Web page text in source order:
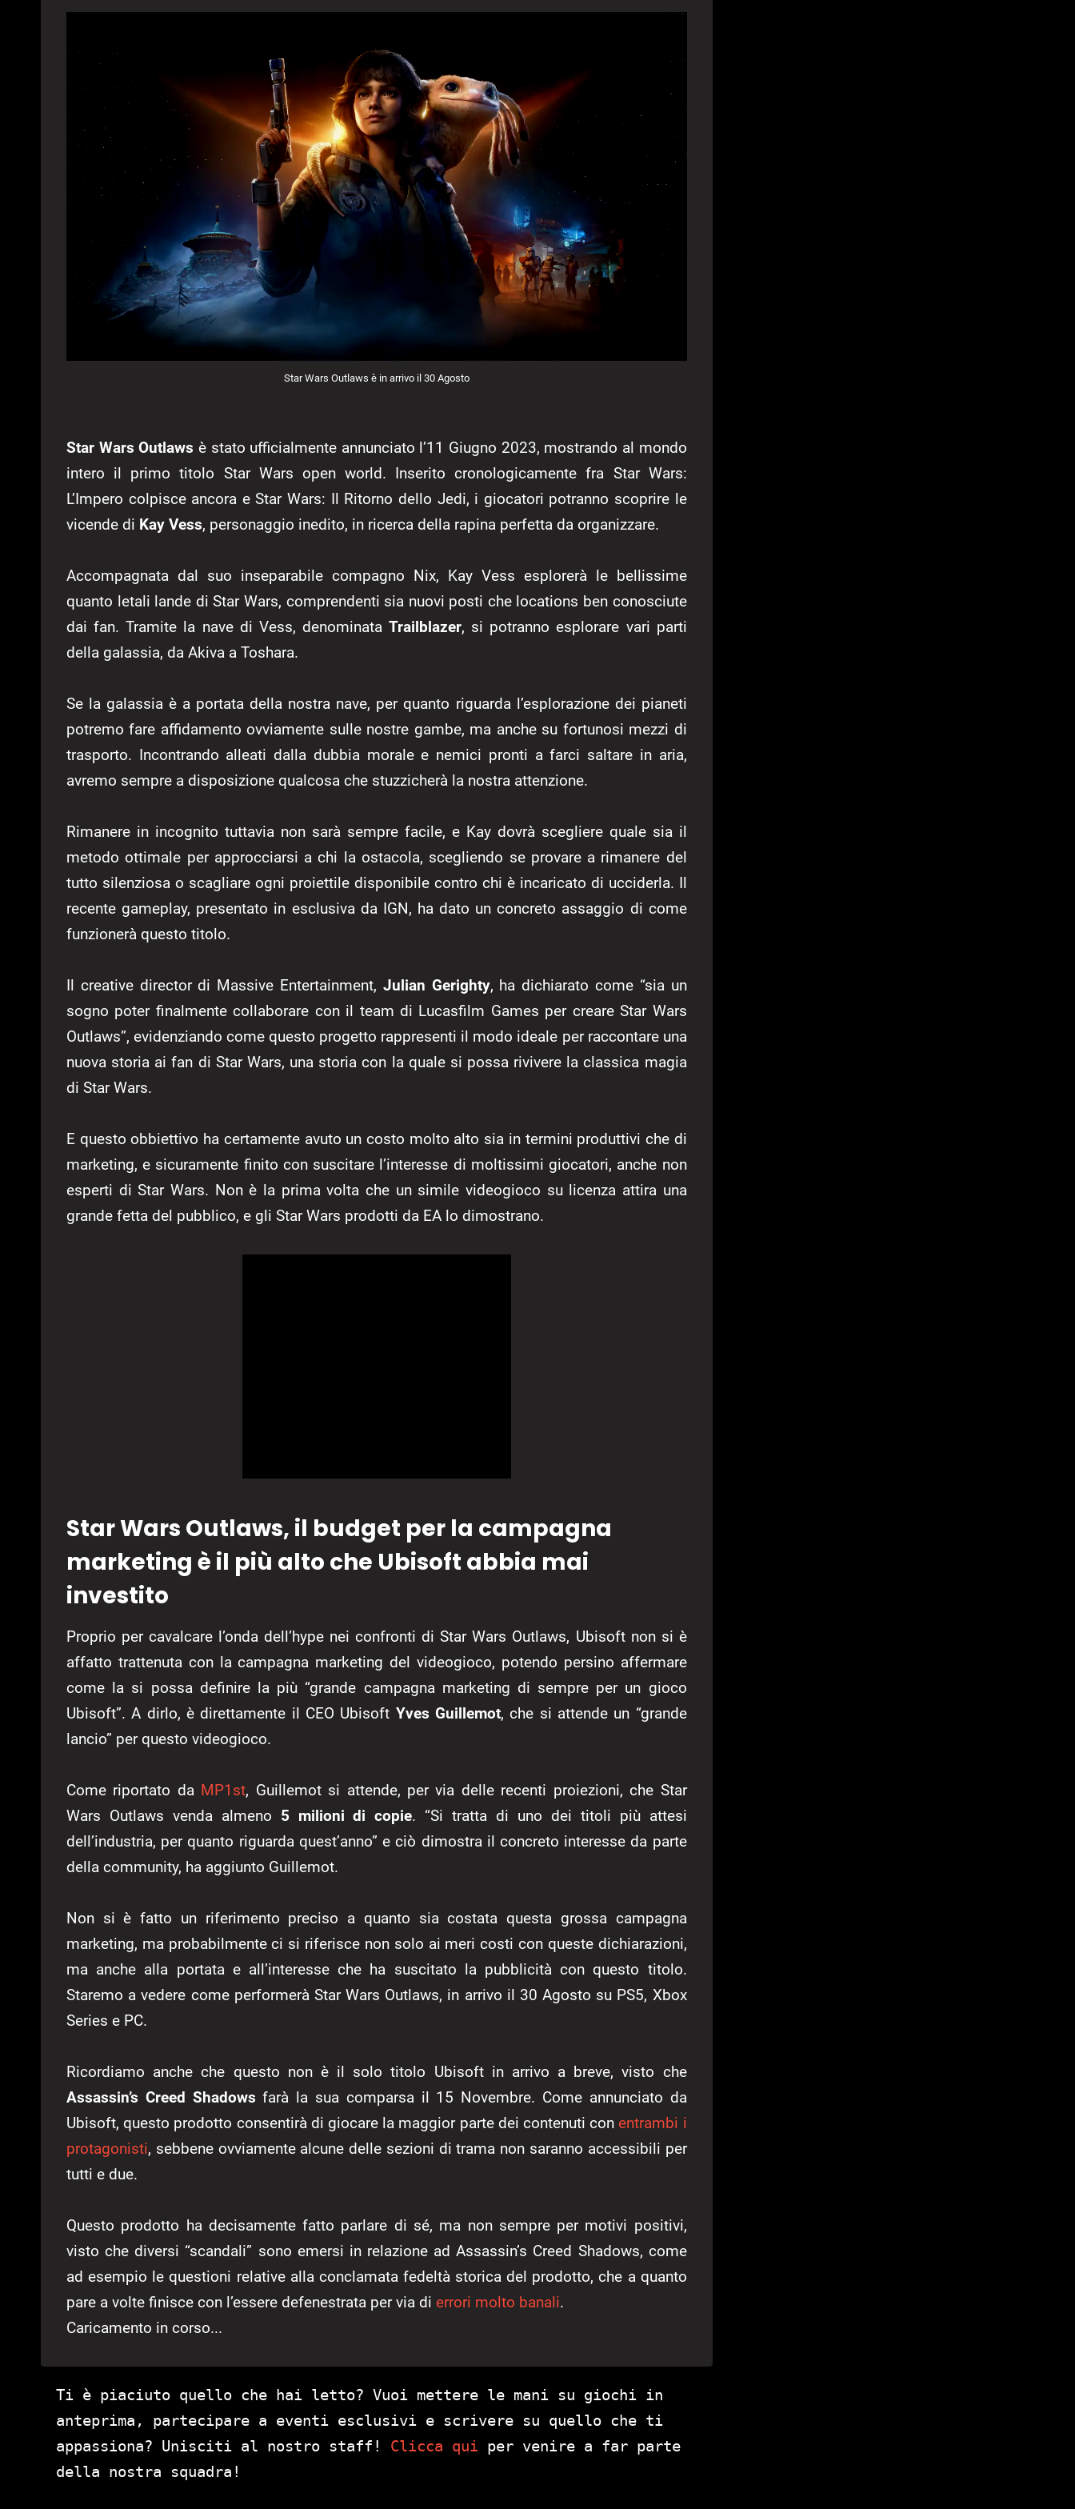
Star Wars Outlaws è in arrivo il 30 Agosto
Star Wars Outlaws è stato ufficialmente annunciato l’11 Giugno 2023, mostrando al mondo
intero il primo titolo Star Wars open world. Inserito cronologicamente fra Star Wars:
L’Impero colpisce ancora e Star Wars: Il Ritorno dello Jedi, i giocatori potranno scoprire le
vicende di Kay Vess, personaggio inedito, in ricerca della rapina perfetta da organizzare.
Accompagnata dal suo inseparabile compagno Nix, Kay Vess esplorerà le bellissime
quanto letali lande di Star Wars, comprendenti sia nuovi posti che locations ben conosciute
dai fan. Tramite la nave di Vess, denominataTrailblazer, si potranno esplorare vari parti
della galassia, da Akiva a Toshara.
Se la galassia è a portata della nostra nave, per quanto riguarda l’esplorazione dei pianeti
potremo fare affidamento ovviamente sulle nostre gambe, ma anche su fortunosi mezzi di
trasporto. Incontrando alleati dalla dubbia morale e nemici pronti a farci saltare in aria,
avremo sempre a disposizione qualcosa che stuzzicherà la nostra attenzione.
Rimanere in incognito tuttavia non sarà sempre facile, e Kay dovrà scegliere quale sia il
metodo ottimale per approcciarsi a chi la ostacola, scegliendo se provare a rimanere del
tutto silenziosa o scagliare ogni proiettile disponibile contro chi è incaricato di ucciderla. Il
recente gameplay, presentato in esclusiva da IGN, ha dato un concreto assaggio di come
funzionerà questo titolo.
Il creative director di Massive Entertainment, Julian Gerighty, ha dichiarato come “sia un
sogno poter finalmente collaborare con il team di Lucasfilm Games per creare Star Wars
Outlaws”, evidenziando come questo progetto rappresenti il modo ideale per raccontare una
nuova storia ai fan di Star Wars, una storia con la quale si possa rivivere la classica magia
di Star Wars.
E questo obbiettivo ha certamente avuto un costo molto alto sia in termini produttivi che di
marketing, e sicuramente finito con suscitare l’interesse di moltissimi giocatori, anche non
esperti di Star Wars. Non è la prima volta che un simile videogioco su licenza attira una
grande fetta del pubblico, e gli Star Wars prodotti da EA lo dimostrano.
Star Wars Outlaws, il budget per la campagna
marketing è il più alto che Ubisoft abbia mai
investito
Proprio per cavalcare l’onda dell’hype nei confronti di Star Wars Outlaws, Ubisoft non si è
affatto trattenuta con la campagna marketing del videogioco, potendo persino affermare
come la si possa definire la più “grande campagna marketing di sempre per un gioco
Ubisoft”. A dirlo, è direttamente il CEO Ubisoft Yves Guillemot, che si attende un “grande
lancio” per questo videogioco.
Come riportato da MP1st, Guillemot si attende, per via delle recenti proiezioni, che Star
Wars Outlaws venda almeno 5 milioni di copie. “Si tratta di uno dei titoli più attesi
dell’industria, per quanto riguarda quest’anno” e ciò dimostra il concreto interesse da parte
della community, ha aggiunto Guillemot.
Non si è fatto un riferimento preciso a quanto sia costata questa grossa campagna
marketing, ma probabilmente ci si riferisce non solo ai meri costi con queste dichiarazioni,
ma anche alla portata e all’interesse che ha suscitato la pubblicità con questo titolo.
Staremo a vedere come performerà Star Wars Outlaws, in arrivo il 30 Agosto su PS5, Xbox
Series e PC.
Ricordiamo anche che questo non è il solo titolo Ubisoft in arrivo a breve, visto che
Assassin’s Creed Shadows farà la sua comparsa il 15 Novembre. Come annunciato da
Ubisoft, questo prodotto consentirà di giocare la maggior parte dei contenuti conentrambi i
protagonisti, sebbene ovviamente alcune delle sezioni di trama non saranno accessibili per
tutti e due.
Questo prodotto ha decisamente fatto parlare di sé, ma non sempre per motivi positivi,
visto che diversi “scandali” sono emersi in relazione ad Assassin’s Creed Shadows, come
ad esempio le questioni relative alla conclamata fedeltà storica del prodotto, che a quanto
pare a volte finisce con l’essere defenestrata per via di errori molto banali.
Caricamento in corso...
Ti è piaciuto quello che hai letto? Vuoi mettere le mani su giochi in
anteprima, partecipare a eventi esclusivi e scrivere su quello che ti
appassiona? Unisciti al nostro staff! Clicca qui per venire a far parte
della nostra squadra!